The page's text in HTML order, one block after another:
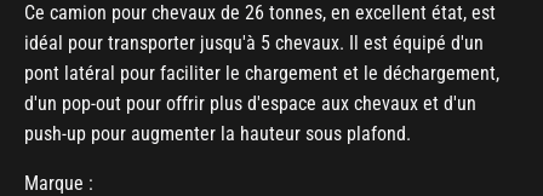
Ce camion pour chevaux de 26 tonnes, en excellent état, est
idéal pour transporter jusqu'à 5 chevaux. Il est équipé d'un
pont latéral pour faciliter le chargement et le déchargement,
d'un pop-out pour offrir plus d'espace aux chevaux et d'un
push-up pour augmenter la hauteur sous plafond.
Marque :